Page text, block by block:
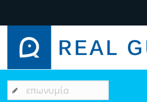
επωνυμία